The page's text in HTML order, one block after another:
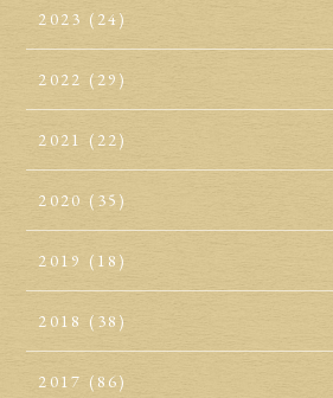
2023 (24)
2022 (29)
2021 (22)
2020 (35)
2019 (18)
2018 (38)
2017 (86)